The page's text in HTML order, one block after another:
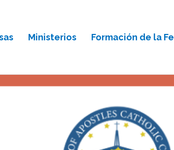
Ministerios Formación de la Fe